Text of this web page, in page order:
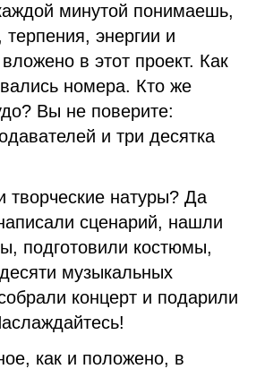
минутой понимаешь,
терпения, энергии и
в этот проект. Как
номера. Кто же
Вы не поверите:
и три десятка
творческие натуры? Да
сценарий, нашли
подготовили костюмы,
музыкальных
концерт и подарили
как и положено, в